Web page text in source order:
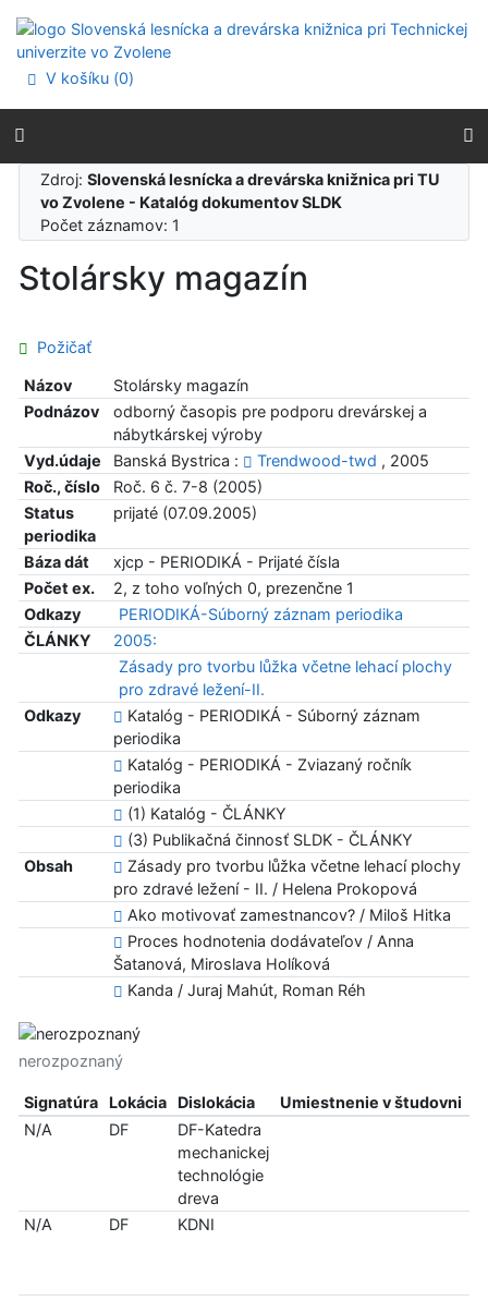
Prejsť na menu
Prehlásenie o webovej prístupnosti
V košíku (0)
Zdroj:Slovenská lesnícka a drevárska knižnica pri TU
vo Zvolene - Katalóg dokumentov SLDK
Počet záznamov: 1
Stolársky magazín
Požičať
Názov
Stolársky magazín
Podnázov
odborný časopis pre podporu drevárskej a
nábytkárskej výroby
Vyd.údaje
Banská Bystrica : Trendwood-twd , 2005
Roč., číslo
Roč. 6 č. 7-8 (2005)
Status
periodika
prijaté (07.09.2005)
Báza dát
xjcp - PERIODIKÁ - Prijaté čísla
Počet ex.
2, z toho voľných 0, prezenčne 1
Odkazy
PERIODIKÁ-Súborný záznam periodika
ČLÁNKY
2005:
Zásady pro tvorbu lůžka včetne lehací plochy
pro zdravé ležení-II.
Odkazy
Katalóg - PERIODIKÁ - Súborný záznam
periodika
Katalóg - PERIODIKÁ - Zviazaný ročník
periodika
(1) Katalóg - ČLÁNKY
(3) Publikačná činnosť SLDK - ČLÁNKY
Obsah
Zásady pro tvorbu lůžka včetne lehací plochy
pro zdravé ležení - II. / Helena Prokopová
Ako motivovať zamestnancov? / Miloš Hitka
Proces hodnotenia dodávateľov / Anna
Šatanová, Miroslava Holíková
Kanda / Juraj Mahút, Roman Réh
nerozpoznaný
Signatúra Lokácia Dislokácia Umiestnenie v študovni
N/A
DF
DF-Katedra
mechanickej
technológie
dreva
N/A DF KDNI